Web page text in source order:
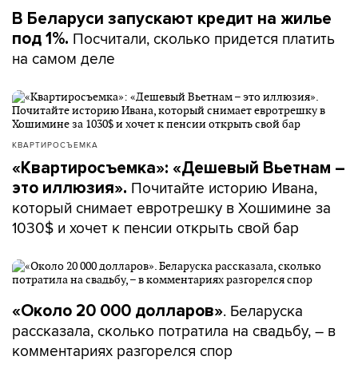
В Беларуси запускают кредит на жилье
под 1%. Посчитали, сколько придется платить
на самом деле
КВАРТИРОСЪЕМКА
«Квартиросъемка»: «Дешевый Вьетнам –
это иллюзия». Почитайте историю Ивана,
который снимает евротрешку в Хошимине за
1030$ и хочет к пенсии открыть свой бар
«Около 20 000 долларов». Беларуска
рассказала, сколько потратила на свадьбу, – в
комментариях разгорелся спор